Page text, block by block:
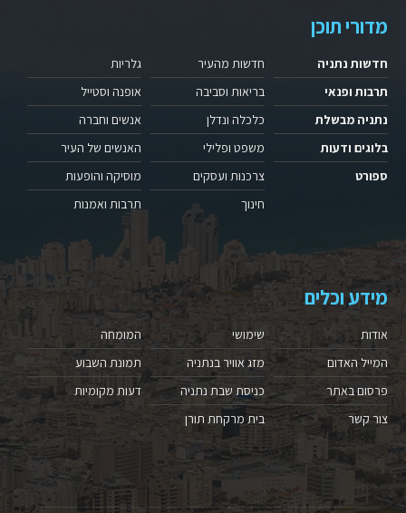
מדורי תוכן
חדשות נתניה
תרבות ופנאי
נתניה מבשלת
בלוגים ודעות
ספורט
חדשות מהעיר
בריאות וסביבה
כלכלה ונדלן
משפט ופלילי
צרכנות ועסקים
חינוך
גלריות
אופנה וסטייל
אנשים וחברה
האנשים של העיר
מוסיקה והופעות
תרבות ואמנות
מידע וכלים
אודות
המייל האדום
פרסום באתר
צור קשר
שימושי
מזג אוויר בנתניה
כניסת שבת נתניה
בית מרקחת תורן
המומחה
תמונת השבוע
דעות מקומיות